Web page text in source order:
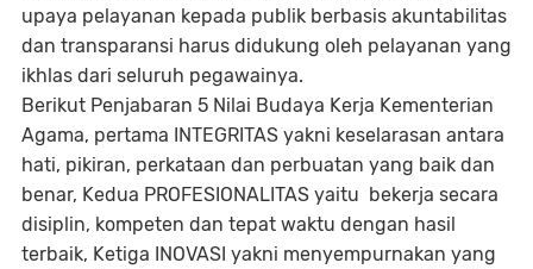
upaya pelayanan kepada publik berbasis akuntabilitas
dan transparansi harus didukung oleh pelayanan yang
ikhlas dari seluruh pegawainya.
Berikut Penjabaran 5 Nilai Budaya Kerja Kementerian
Agama, pertama INTEGRITAS yakni keselarasan antara
hati, pikiran, perkataan dan perbuatan yang baik dan
benar, Kedua PROFESIONALITAS yaitu bekerja secara
disiplin, kompeten dan tepat waktu dengan hasil
terbaik, Ketiga INOVASI yakni menyempurnakan yang